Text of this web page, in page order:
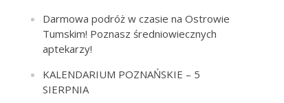
Darmowa podróż w czasie na Ostrowie
Tumskim! Poznasz średniowiecznych
aptekarzy!
KALENDARIUM POZNAŃSKIE – 5
SIERPNIA